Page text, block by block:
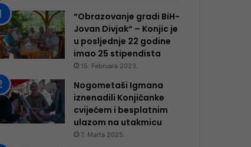
“Obrazovanje gradi BiH-
Jovan Divjak“ – Konjic je
u posljednje 22 godine
imao 25 ​​stipendista
15. Februara 2023.
Nogometaši Igmana
iznenadili Konjičanke
cvijećem i besplatnim
ulazom na utakmicu
7. Marta 2025.